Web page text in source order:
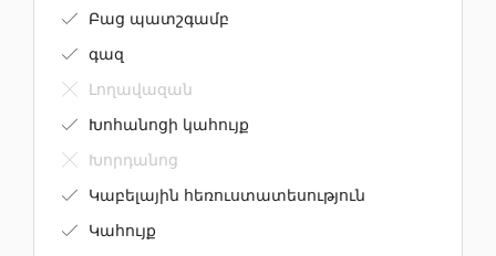
Բաց պատշգամբ
գազ
Լողավազան
Խոհանոցի կահույք
Խորդանոց
Կաբելային հեռուստատեսություն
Կահույք